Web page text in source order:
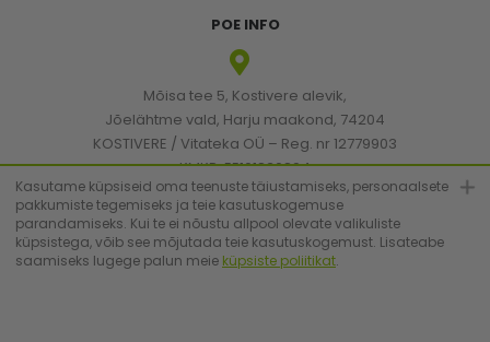
POE INFO
Mõisa tee 5, Kostivere alevik,
Jõelähtme vald, Harju maakond, 74204
KOSTIVERE / Vitateka OÜ – Reg. nr 12779903
KMKR: EE101830894
[email protected]
Kasutame küpsiseid oma teenuste täiustamiseks, personaalsete
pakkumiste tegemiseks ja teie kasutuskogemuse
parandamiseks. Kui te ei nõustu allpool olevate valikuliste
küpsistega, võib see mõjutada teie kasutuskogemust. Lisateabe
saamiseks lugege palun meie küpsiste poliitikat.